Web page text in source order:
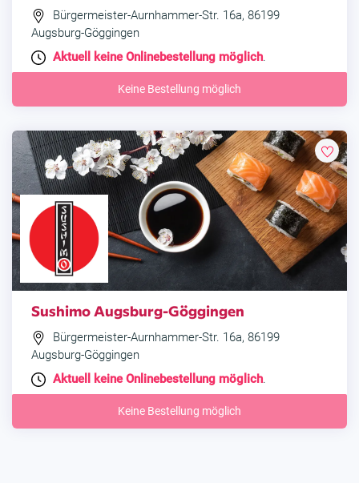
Bürgermeister-Aurnhammer-Str. 16a, 86199
Augsburg-Göggingen
Aktuell keine Onlinebestellung möglich.
Keine Bestellung möglich
Sushimo Augsburg-Göggingen
Bürgermeister-Aurnhammer-Str. 16a, 86199
Augsburg-Göggingen
Aktuell keine Onlinebestellung möglich.
Keine Bestellung möglich